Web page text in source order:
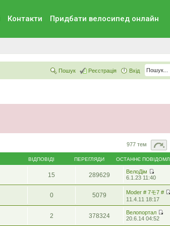
Контакти Придбати велосипед онлайн
Вхід
Реєстрація
Пошук
977 тем
ВІДПОВІДІ ПЕРЕГЛЯДИ ОСТАННЄ
15 289629
ВелоДім
П
е
г
л
я
н
6.1.23 11:40
0 5079
Moder # 7モ7 #
11.4.11 18:17
2 378324
Велопортал
20.6.14 04:52